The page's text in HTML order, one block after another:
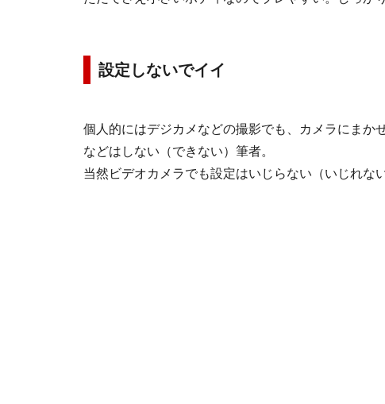
設定しないでイイ
個人的にはデジカメなどの撮影でも、カメラにまか
などはしない（できない）筆者。
当然ビデオカメラでも設定はいじらない（いじれない